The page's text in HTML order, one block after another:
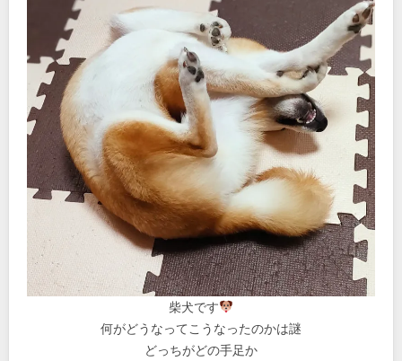
柴犬です
何がどうなってこうなったのかは謎
どっちがどの手足か